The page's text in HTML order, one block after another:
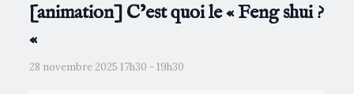
[animation] C’est quoi le « Feng shui ?
«
28 novembre 2025 17h30 -19h30